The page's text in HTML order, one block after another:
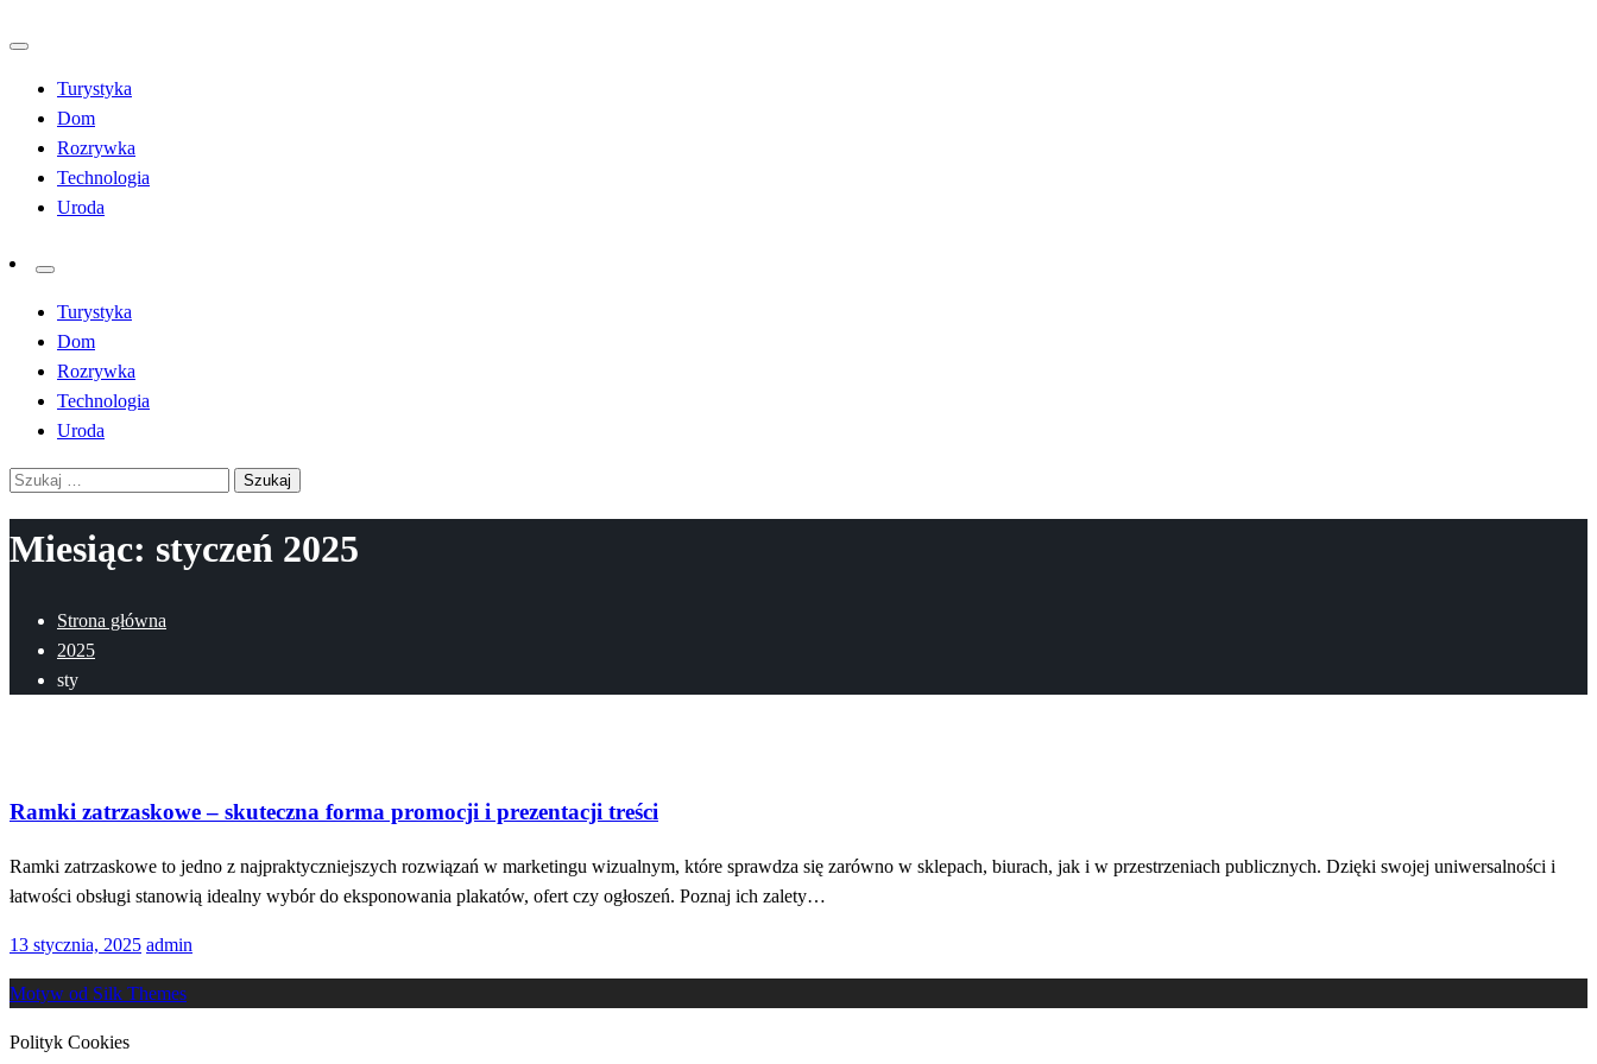
Przejdź
treści
Turystyka
Dom
Rozrywka
Technologia
Uroda
Turystyka
Dom
Rozrywka
Technologia
Uroda
Szukaj:
Miesiąc: styczeń 2025
Strona główna
2025
sty
Ramki zatrzaskowe – skuteczna forma promocji i prezentacji treści
Ramki zatrzaskowe to jedno z najpraktyczniejszych rozwiązań w marketingu wizualnym, które sprawdza się zarówno w sklepach, biurach, jak i w przestrzeniach publicznych. Dzięki swojej uniwersalności i
łatwości obsługi stanowią idealny wybór do eksponowania plakatów, ofert czy ogłoszeń. Poznaj ich zalety…
Opublikowane
13 stycznia, 2025 admin
Motyw od Silk Themes
Polityk Cookies